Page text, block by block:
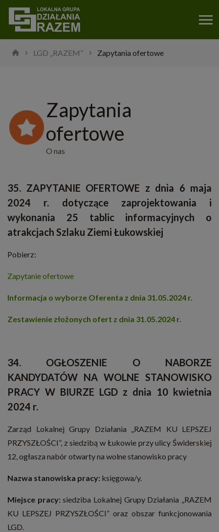
LGD „RAZEM” Zapytania ofertowe
Zapytania
ofertowe
O nas
35. ZAPYTANIE OFERTOWE z dnia 6 maja
2024 r.
dotyczące zaprojektowania i
wykonania 25 tablic informacyjnych o
atrakcjach Szlaku Ziemi Łukowskiej
Pobierz:
Zapytanie ofertowe
Informacja o wyborze Oferenta z dnia 31.05.2024 r.
Zestawienie złożonych ofert z dnia 31.05.2024 r.
34. OGŁOSZENIE O NABORZE
KANDYDATÓW NA WOLNE STANOWISKO
PRACY W BIURZE LGD z dnia 10 kwietnia
2024 r.
Zarząd Lokalnej Grupy Działania „RAZEM KU LEPSZEJ
PRZYSZŁOŚCI”, z siedzibą w Łukowie przy ulicy Świderskiej
12, ogłasza nabór otwarty na wolne stanowisko pracy
Nazwa stanowiska pracy: księgowa/y.
Miejsce pracy: siedziba Lokalnej Grupy Działania „RAZEM
KU LEPSZEJ PRZYSZŁOŚCI” oraz obszar funkcjonowania
LGD.